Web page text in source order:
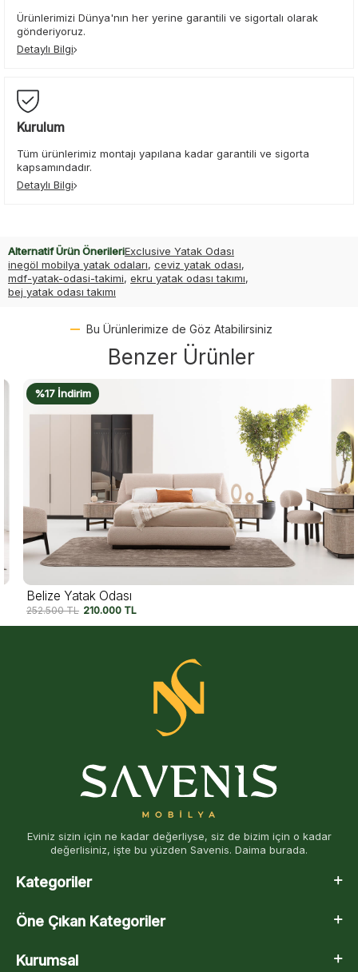
Ürünlerimizi Dünya'nın her yerine garantili ve sigortalı olarak
gönderiyoruz.
Detaylı Bilgi
Kurulum
Tüm ürünlerimiz montajı yapılana kadar garantili ve sigorta
kapsamındadır.
Detaylı Bilgi
Alternatif Ürün ÖnerileriExclusive Yatak Odası
inegöl mobilya yatak odaları, ceviz yatak odası,
mdf-yatak-odasi-takimi, ekru yatak odası takımı,
bej yatak odası takımı
Bu Ürünlerimize de Göz Atabilirsiniz
Benzer Ürünler
%17 İndirim
Belize Yatak Odası
252.500TL 210.000TL
Eviniz sizin için ne kadar değerliyse, siz de bizim için o kadar
değerlisiniz, işte bu yüzden Savenis. Daima burada.
Kategoriler
Öne Çıkan Kategoriler
Kurumsal